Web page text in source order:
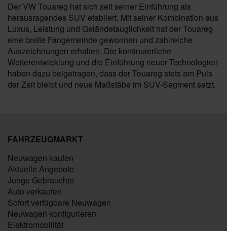
Der VW Touareg hat sich seit seiner Einführung als
herausragendes SUV etabliert. Mit seiner Kombination aus
Luxus, Leistung und Geländetauglichkeit hat der Touareg
eine breite Fangemeinde gewonnen und zahlreiche
Auszeichnungen erhalten. Die kontinuierliche
Weiterentwicklung und die Einführung neuer Technologien
haben dazu beigetragen, dass der Touareg stets am Puls
der Zeit bleibt und neue Maßstäbe im SUV-Segment setzt.
FAHRZEUGMARKT
Neuwagen kaufen
Aktuelle Angebote
Junge Gebrauchte
Auto verkaufen
Sofort verfügbare Neuwagen
Neuwagen konfigurieren
Elektromobilität